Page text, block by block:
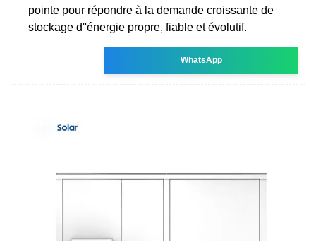
pointe pour répondre à la demande croissante de
stockage d''énergie propre, fiable et évolutif.
WhatsApp